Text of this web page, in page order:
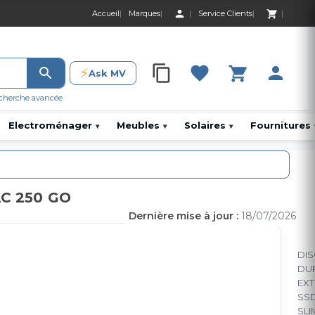
Accueil Marques Service Clients
0 Produit 0,00
avancée
⚡Ask MV 0 Produit 0,00 DH
Electroménager ▾ Meubles ▾ Solaires ▾ Fournitures
250 GO
Dernière mise à jour : 18/07/2026